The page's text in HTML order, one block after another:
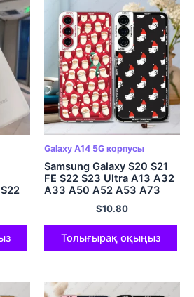
Galaxy A14 5G корпусы
Samsung Galaxy S20 S21
FE S22 S23 Ultra A13 A32
A33 A50 A52 A53 A73
A54 A14 Рождество
мерекесіне арналған
қапшық
$10.80
Толығырақ оқыңыз